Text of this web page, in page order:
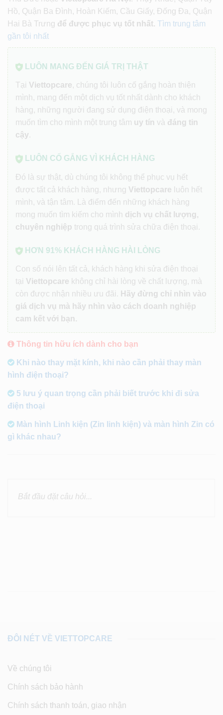
Hồ, Quận Ba Đình, Hoàn Kiếm, Cầu Giấy, Đống Đa, Quận
Hai Bà Trưng để được phục vụ tốt nhất. Tìm trung tâm
gần tôi nhất
LUÔN MANG ĐẾN GIÁ TRỊ THẬT
Tại Viettopcare, chúng tôi luôn cố gắng hoàn thiện
mình, mang đến một dịch vụ tốt nhất dành cho khách
hàng, những người đang sử dụng điện thoại, và mong
muốn tìm cho mình một trung tâm uy tín và đáng tin
cậy.
LUÔN CỐ GẮNG VÌ KHÁCH HÀNG
Đó là sự thật, dù chúng tôi không thể phục vụ hết
được tất cả khách hàng, nhưng Viettopcare luôn hết
mình, và tận tâm. Là điểm đến những khách hàng
mong muốn tìm kiếm cho mình dịch vụ chất lượng,
chuyên nghiệp trong quá trình sửa chữa điện thoại.
HƠN 91% KHÁCH HÀNG HÀI LÒNG
Con số nói lên tất cả, khách hàng khi sửa điện thoại
tại Viettopcare không chỉ hài lòng về chất lượng, mà
còn được nhận nhiều ưu đãi. Hãy đừng chỉ nhìn vào
giá dịch vụ mà hãy nhìn vào cách doanh nghiệp
cam kết với bạn.
Thông tin hữu ích dành cho bạn
Khi nào thay mặt kính, khi nào cần phải thay màn
hình điện thoại?
5 lưu ý quan trọng cần phải biết trước khi đi sửa
điện thoại
Màn hình Linh kiện (Zin linh kiện) và màn hình Zin có
gì khác nhau?
ĐÔI NÉT VỀ VIETTOPCARE
Về chúng tôi
Chính sách bảo hành
Chính sách thanh toán, giao nhận